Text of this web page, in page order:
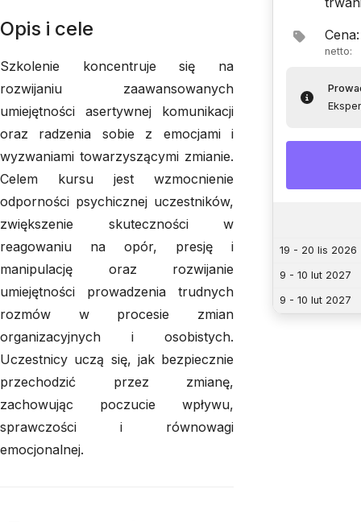
Cena:
netto:
19 - 20 lis 2026
9 - 10 lut 2027
9 - 10 lut 2027
Opis i cele
Szkolenie koncentruje się na
rozwijaniu zaawansowanych
umiejętności asertywnej komunikacji
oraz radzenia sobie z emocjami i
wyzwaniami towarzyszącymi zmianie.
Celem kursu jest wzmocnienie
odporności psychicznej uczestników,
zwiększenie skuteczności w
reagowaniu na opór, presję i
manipulację oraz rozwijanie
umiejętności prowadzenia trudnych
rozmów w procesie zmian
organizacyjnych i osobistych.
Uczestnicy uczą się, jak bezpiecznie
przechodzić przez zmianę,
zachowując poczucie wpływu,
sprawczości i równowagi
emocjonalnej.